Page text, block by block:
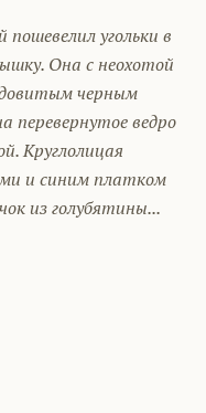
угольки в
Она с неохотой
черным
перевернутое ведро
Круглолицая
и синим платком
из голубятины...